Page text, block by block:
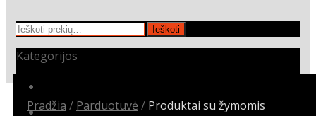
Ieškoti: Ieškoti
Kategorijos
Automobilio markė
Pradžia / Parduotuvė / Produktai su žymomis